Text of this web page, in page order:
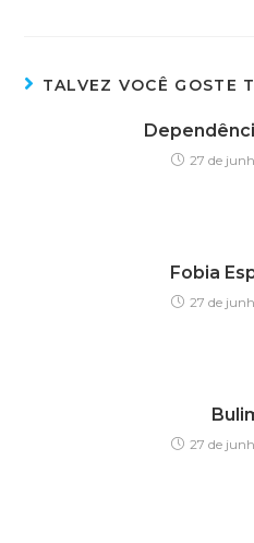
TALVEZ VOCÊ GOSTE
27 de
Fobia
27 de
27 de